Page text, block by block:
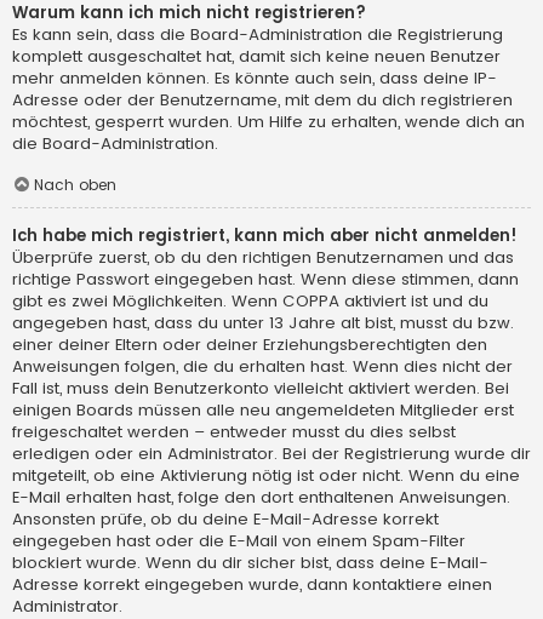
Warum kann ich mich nicht registrieren?
Es kann sein, dass die Board-Administration die Registrierung
komplett ausgeschaltet hat, damit sich keine neuen Benutzer
mehr anmelden können. Es könnte auch sein, dass deine IP-
Adresse oder der Benutzername, mit dem du dich registrieren
möchtest, gesperrt wurden. Um Hilfe zu erhalten, wende dich an
die Board-Administration.
Nach oben
Ich habe mich registriert, kann mich aber nicht anmelden!
Überprüfe zuerst, ob du den richtigen Benutzernamen und das
richtige Passwort eingegeben hast. Wenn diese stimmen, dann
gibt es zwei Möglichkeiten. Wenn COPPA aktiviert ist und du
angegeben hast, dass du unter 13 Jahre alt bist, musst du bzw.
einer deiner Eltern oder deiner Erziehungsberechtigten den
Anweisungen folgen, die du erhalten hast. Wenn dies nicht der
Fall ist, muss dein Benutzerkonto vielleicht aktiviert werden. Bei
einigen Boards müssen alle neu angemeldeten Mitglieder erst
freigeschaltet werden – entweder musst du dies selbst
erledigen oder ein Administrator. Bei der Registrierung wurde dir
mitgeteilt, ob eine Aktivierung nötig ist oder nicht. Wenn du eine
E-Mail erhalten hast, folge den dort enthaltenen Anweisungen.
Ansonsten prüfe, ob du deine E-Mail-Adresse korrekt
eingegeben hast oder die E-Mail von einem Spam-Filter
blockiert wurde. Wenn du dir sicher bist, dass deine E-Mail-
Adresse korrekt eingegeben wurde, dann kontaktiere einen
Administrator.